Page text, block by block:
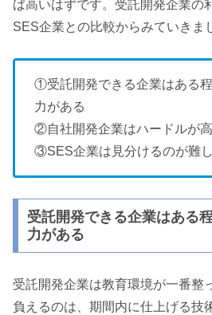
ば高いはずです。受託開発企業の
SES企業との比較からみていきま
①受託開発できる企業はある
力がある
②自社開発企業はハードルが
③SES企業は見分けるのが難
受託開発できる企業はある
力がある
受託開発企業は教育環境が一番整
負えるのは、期間内に仕上げる技